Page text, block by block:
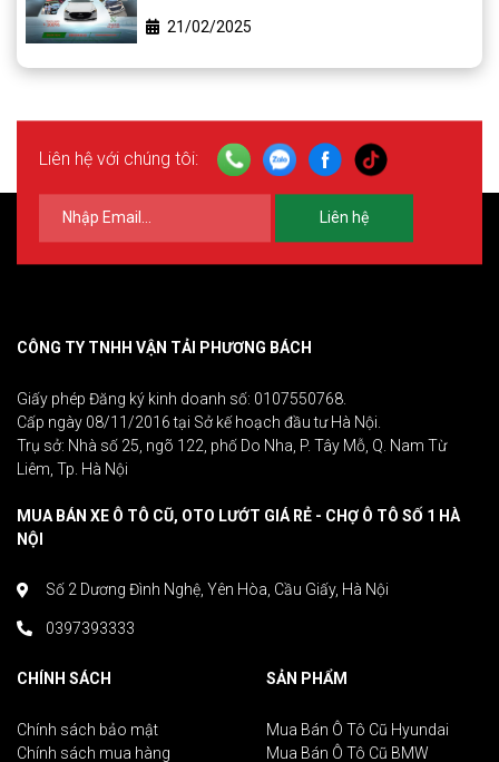
21/02/2025
Liên hệ với chúng tôi:
Liên hệ
CÔNG TY TNHH VẬN TẢI PHƯƠNG BÁCH
Giấy phép Đăng ký kinh doanh số: 0107550768.
Cấp ngày 08/11/2016 tại Sở kế hoạch đầu tư Hà Nội.
Trụ sở: Nhà số 25, ngõ 122, phố Do Nha, P. Tây Mỗ, Q. Nam Từ
Liêm, Tp. Hà Nội
MUA BÁN XE Ô TÔ CŨ, OTO LƯỚT GIÁ RẺ - CHỢ Ô TÔ SỐ 1 HÀ
NỘI
Số 2 Dương Đình Nghệ, Yên Hòa, Cầu Giấy, Hà Nội
0397393333
CHÍNH SÁCH
Chính sách bảo mật
Chính sách mua hàng
SẢN PHẨM
Mua Bán Ô Tô Cũ Hyundai
Mua Bán Ô Tô Cũ BMW